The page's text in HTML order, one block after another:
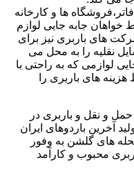
ها و کارخانه
جابه جایی لوازم
های باربری نیز برای
نقلیه را به محل می
لوازمی که به راحتی با
های باربری را
حمل و نقل و باربری در
آخرین باردوهای ایران
های گلشن به وفور
محبوب و کارآمد